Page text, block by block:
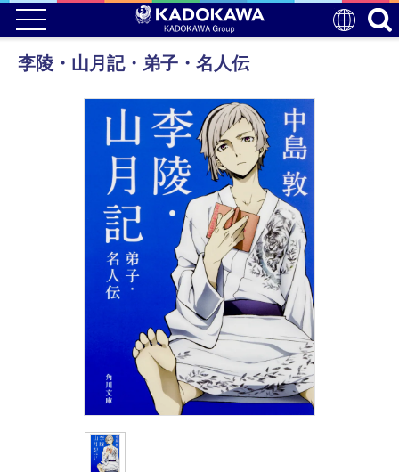
李陵・山月記・弟子・名人伝